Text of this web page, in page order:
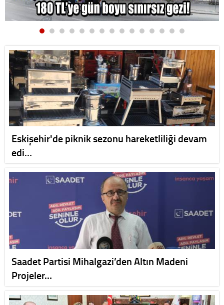
Eskişehir'de piknik sezonu hareketliliği devam
edi…
Saadet Partisi Mihalgazi’den Altın Madeni
Projeler…